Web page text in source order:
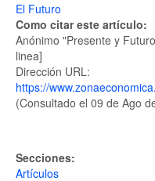
El Futuro
Como citar este artículo:
Anónimo "Presente y
linea]
Dirección URL:
https://
(Consultado el 09 de Ago
Secciones:
Artículos